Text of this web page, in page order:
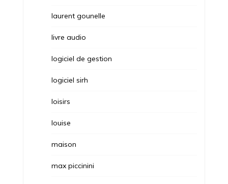
laurent gounelle
livre audio
logiciel de gestion
logiciel sirh
loisirs
louise
maison
max piccinini